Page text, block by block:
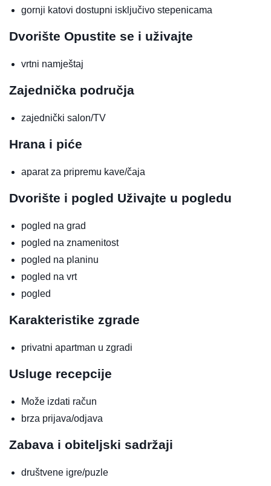
gornji katovi dostupni isključivo stepenicama
Dvorište Opustite se i uživajte
vrtni namještaj
Zajednička područja
zajednički salon/TV
Hrana i piće
aparat za pripremu kave/čaja
Dvorište i pogled Uživajte u pogledu
pogled na grad
pogled na znamenitost
pogled na planinu
pogled na vrt
pogled
Karakteristike zgrade
privatni apartman u zgradi
Usluge recepcije
Može izdati račun
brza prijava/odjava
Zabava i obiteljski sadržaji
društvene igre/puzle